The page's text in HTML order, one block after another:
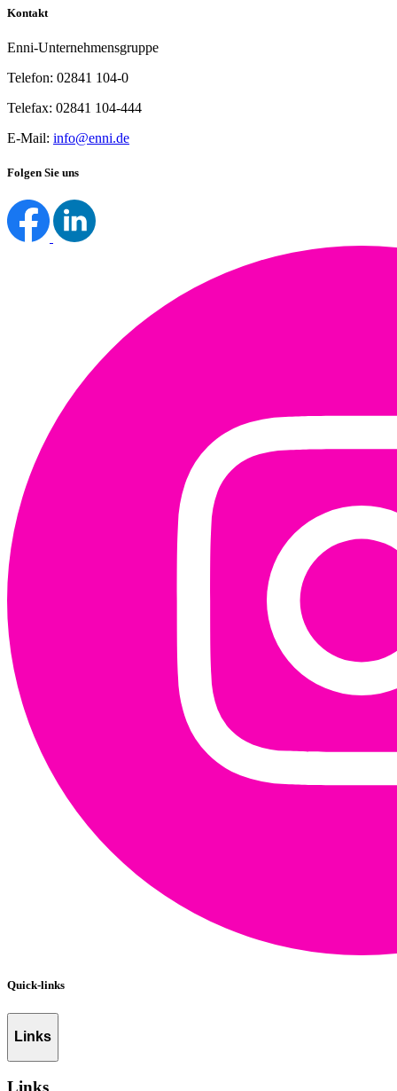
Kontakt
Enni-Unternehmensgruppe
Telefon: 02841 104-0
Telefax: 02841 104-444
E-Mail: info@enni.de
Folgen Sie uns
Quick-links
Links